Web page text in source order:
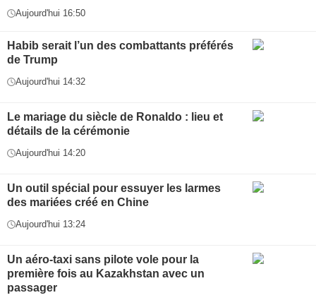
Aujourd'hui 16:50
Habib serait l’un des combattants préférés
de Trump
Aujourd'hui 14:32
Le mariage du siècle de Ronaldo : lieu et
détails de la cérémonie
Aujourd'hui 14:20
Un outil spécial pour essuyer les larmes
des mariées créé en Chine
Aujourd'hui 13:24
Un aéro-taxi sans pilote vole pour la
première fois au Kazakhstan avec un
passager